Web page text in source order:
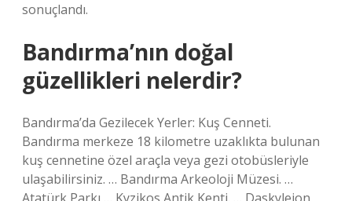
sonuçlandı.
Bandırma’nın doğal
güzellikleri nelerdir?
Bandırma’da Gezilecek Yerler: Kuş Cenneti.
Bandırma merkeze 18 kilometre uzaklıkta bulunan
kuş cennetine özel araçla veya gezi otobüsleriyle
ulaşabilirsiniz. … Bandırma Arkeoloji Müzesi. …